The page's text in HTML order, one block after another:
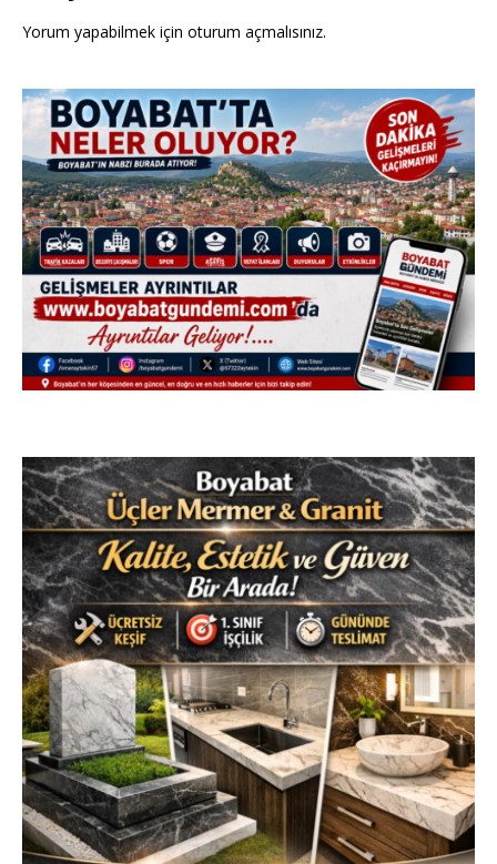
Yorum yapabilmek için oturum açmalısınız.